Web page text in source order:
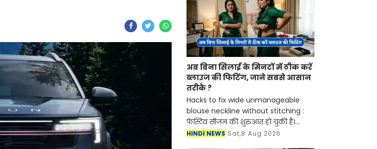
अब बिना सिलाई के मिनटों में ठीक करें
ब्लाउज की फिटिंग, जाने सबसे आसान
तरीके ?
Hacks to fix wide unmanageable
blouse neckline without stitching :
फेस्टिव सीजन की शुरुआत हो चुकी है।
सुहागिन महिलाएं हो या फिर कुंवारी
HINDI NEWS Sat,8 Aug 2026